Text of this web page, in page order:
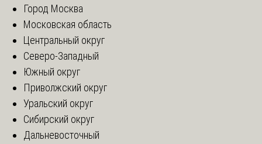
Город Москва
Московская область
Центральный округ
Северо-Западный
Южный округ
Приволжский округ
Уральский округ
Сибирский округ
Дальневосточный